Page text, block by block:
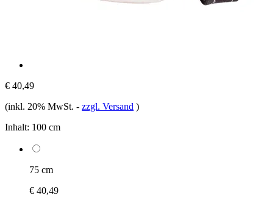
€ 40,49
(inkl. 20% MwSt. - zzgl. Versand )
Inhalt: 100 cm
75 cm
€ 40,49